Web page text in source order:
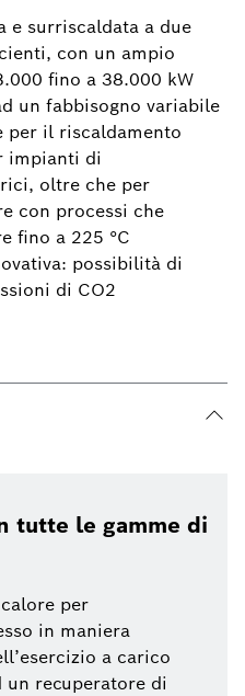
e surriscaldata a due
con un ampio
fino a 38.000 kW
un fabbisogno variabile
per il riscaldamento
impianti di
oltre che per
con processi che
fino a 225 °C
possibilità di
di CO2
tutte le gamme di
per
in maniera
a carico
un recuperatore di